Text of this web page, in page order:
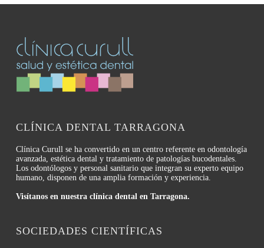
CLÍNICA DENTAL TARRAGONA
Clínica Curull se ha convertido en un centro referente en odontología
avanzada, estética dental y tratamiento de patologías bucodentales.
Los odontólogos y personal sanitario que integran su experto equipo
humano, disponen de una amplia formación y experiencia.
Visítanos en nuestra clínica dental en Tarragona.
SOCIEDADES CIENTÍFICAS